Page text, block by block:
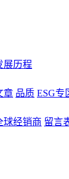
展历程
章 品质 ESG专
球经销商 留言